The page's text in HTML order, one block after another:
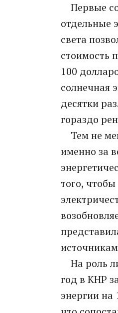
Первые
отдельные
света
стоимость
100
солнечная
десятки
гораздо
Тем не
именно за
того,
На роль
год в КНР
энергии на